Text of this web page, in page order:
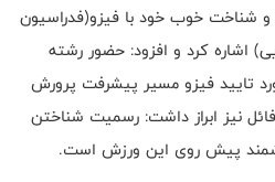
و شناخت خوب خود با فیزو(فدراسیون
اشاره کرد و افزود: حضور رشته
تایید فیزو مسیر پیشرفت پرورش
نیز ابراز داشت: رسمیت شناختن
پیش روی این ورزش است.